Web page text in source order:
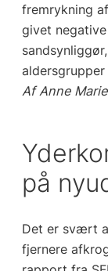
fremrykning
givet
Af Anne
på
Det er svært
fjernere